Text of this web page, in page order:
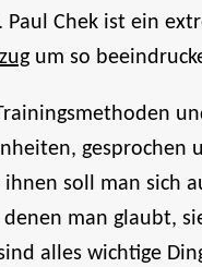
Chek ist ein
um so
gesprochen
soll man sich
man glaubt,
alles wichtige